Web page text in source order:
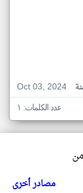
Oct 03, 2024
عدد الكلمات: ١
مصادر أخرى